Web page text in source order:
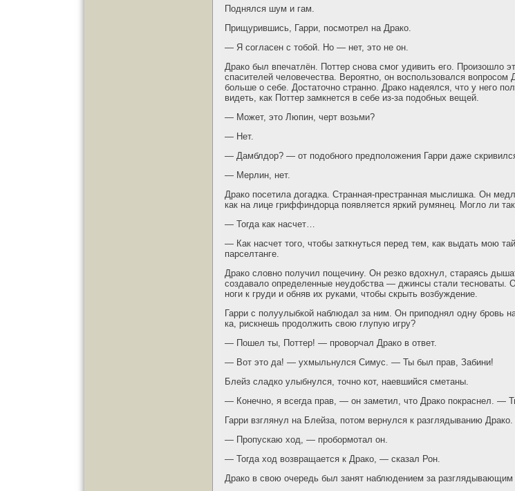
Поднялся шум и гам.
Прищурившись, Гарри, посмотрел на Драко.
— Я согласен с тобой. Но — нет, это не он.
Драко был впечатлён. Поттер снова смог удивить его. Произошло
спасителей человечества. Вероятно, он воспользовался вопросом
больше о себе. Достаточно странно. Драко надеялся, что у него
видеть, как Поттер замкнется в себе из-за подобных вещей.
— Может, это Люпин, черт возьми?
— Нет.
— Дамблдор? — от подобного предположения Гарри даже
— Мерлин, нет.
Драко посетила догадка. Странная-престранная мыслишка. Он
как на лице гриффиндорца появляется яркий румянец. Могло ли
— Тогда как насчет…
— Как насчет того, чтобы заткнуться перед тем, как выдать мою
парселтанге.
Драко словно получил пощечину. Он резко вдохнул, стараясь
создавало определенные неудобства — джинсы стали тесноваты.
ноги к груди и обняв их руками, чтобы скрыть возбуждение.
Гарри с полуулыбкой наблюдал за ним. Он приподнял одну бровь
ка, рискнешь продолжить свою глупую игру?
— Пошел ты, Поттер! — проворчал Драко в ответ.
— Вот это да! — ухмыльнулся Симус. — Ты был прав, Забини!
Блейз сладко улыбнулся, точно кот, наевшийся сметаны.
— Конечно, я всегда прав, — он заметил, что Драко покраснел. —
Гарри взглянул на Блейза, потом вернулся к разглядыванию
— Пропускаю ход, — пробормотал он.
— Тогда ход возвращается к Драко, — сказал Рон.
Драко в свою очередь был занят наблюдением за разглядывающим